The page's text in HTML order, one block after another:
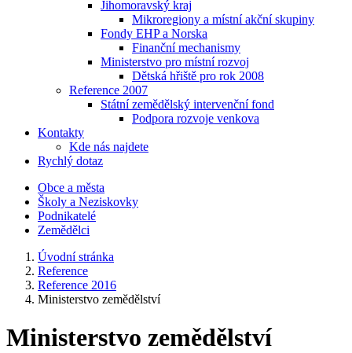
Jihomoravský kraj
Mikroregiony a místní akční skupiny
Fondy EHP a Norska
Finanční mechanismy
Ministerstvo pro místní rozvoj
Dětská hřiště pro rok 2008
Reference 2007
Státní zemědělský intervenční fond
Podpora rozvoje venkova
Kontakty
Kde nás najdete
Rychlý dotaz
Obce a města
Školy a Neziskovky
Podnikatelé
Zemědělci
Úvodní stránka
Reference
Reference 2016
Ministerstvo zemědělství
Ministerstvo zemědělství